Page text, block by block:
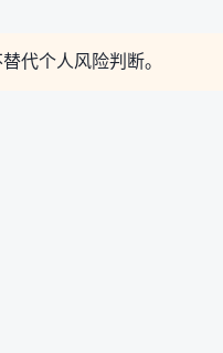
代个人风险判断。